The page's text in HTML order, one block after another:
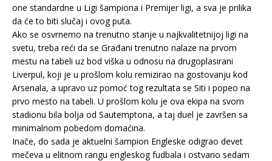
one standardne u Ligi šampiona i Premijer ligi, a sva je prilika
da će to biti slučaj i ovog puta.
Ako se osvrnemo na trenutno stanje u najkvalitetnijoj ligi na
svetu, treba reći da se Građani trenutno nalaze na prvom
mestu na tabeli uz bod viška u odnosu na drugoplasirani
Liverpul, koji je u prošlom kolu remizirao na gostovanju kod
Arsenala, a upravo uz pomoć tog rezultata se Siti i popeo na
prvo mesto na tabeli. U prošlom kolu je ova ekipa na svom
stadionu bila bolja od Sautemptona, a taj duel je završen sa
minimalnom pobedom domaćina.
Inače, do sada je aktuelni šampion Engleske odigrao devet
mečeva u elitnom rangu engleskog fudbala i ostvario sedam